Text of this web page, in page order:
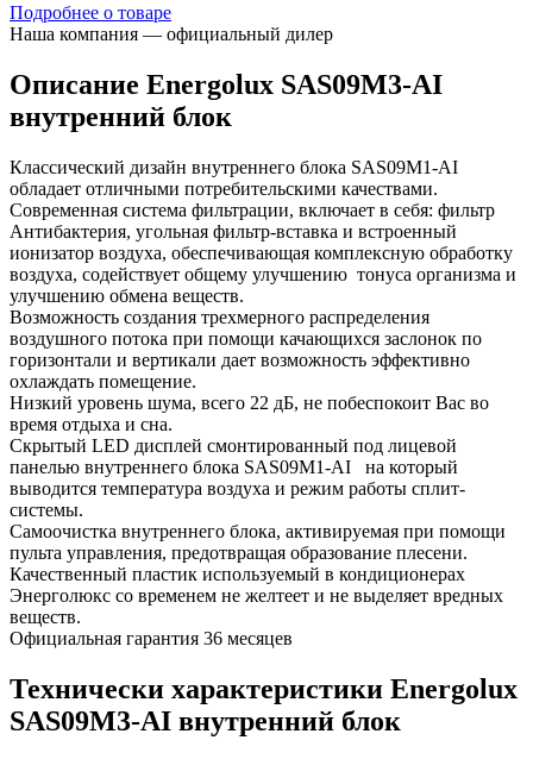
Подробнее о товаре
Наша компания — официальный дилер
Описание Energolux SAS09M3-AI
внутренний блок
Классический дизайн внутреннего блока SAS09M1-AI
обладает отличными потребительскими качествами.
Современная система фильтрации, включает в себя: фильтр
Антибактерия, угольная фильтр-вставка и встроенный
ионизатор воздуха, обеспечивающая комплексную обработку
воздуха, содействует общему улучшению тонуса организма и
улучшению обмена веществ.
Возможность создания трехмерного распределения
воздушного потока при помощи качающихся заслонок по
горизонтали и вертикали дает возможность эффективно
охлаждать помещение.
Низкий уровень шума, всего 22 дБ, не побеспокоит Вас во
время отдыха и сна.
Скрытый LED дисплей смонтированный под лицевой
панелью внутреннего блока SAS09M1-AI на который
выводится температура воздуха и режим работы сплит-
системы.
Самоочистка внутреннего блока, активируемая при помощи
пульта управления, предотвращая образование плесени.
Качественный пластик используемый в кондиционерах
Энерголюкс со временем не желтеет и не выделяет вредных
веществ.
Официальная гарантия 36 месяцев
Технически характеристики Energolux
SAS09M3-AI внутренний блок